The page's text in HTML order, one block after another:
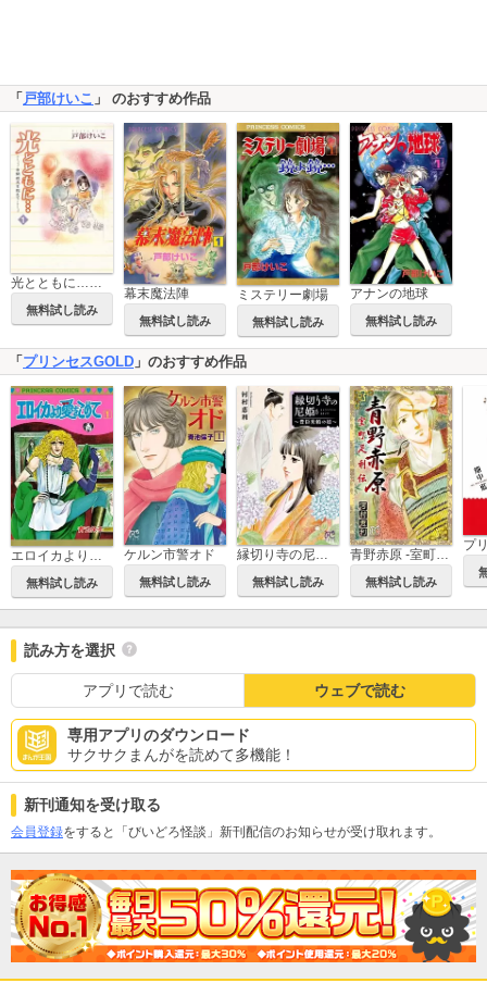
「 戸部けいこ 」 のおすすめ作品
光とともに…～自閉症児を抱えて～
無料試し読み
幕末魔法陣
無料試し読み
ミステリー劇場
無料試し読み
アナンの地球
無料試し読み
「 プリンセスGOLD 」のおすすめ作品
無料試し読み
ケルン市警オド
無料試し読み 無料試し読み 無料試し読み
読み方を選択
アプリで読む ウェブで読む
専用アプリのダウンロード
サクサクまんがを読めて多機能！
新刊通知を受け取る
会員登録をすると「びいどろ怪談」新刊配信のお知らせが受け取れます。